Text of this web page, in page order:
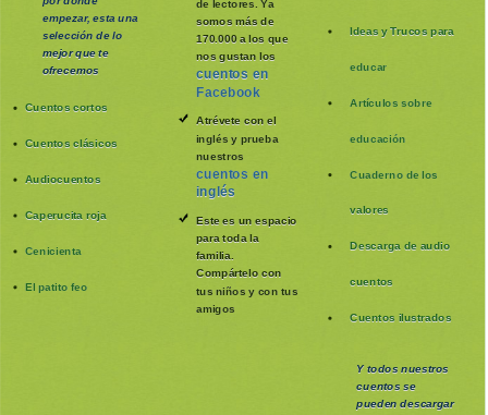
empezar, esta una
selección de lo
mejor que te
ofrecemos
Cuentos cortos
Cuentos clásicos
Audiocuentos
Caperucita roja
Cenicienta
El patito feo
de lectores. Ya
somos más de
170.000 a los que
nos gustan los
cuentos en
Facebook
Atrévete con el
inglés y prueba
nuestros
cuentos en
inglés
Este es un espacio
para toda la
familia.
Compártelo con
tus niños y con tus
amigos
Ideas y Trucos para
educar
Artículos sobre
educación
Cuaderno de los
valores
Descarga de audio
cuentos
Cuentos ilustrados
Y todos nuestros
cuentos se
puedendescargar